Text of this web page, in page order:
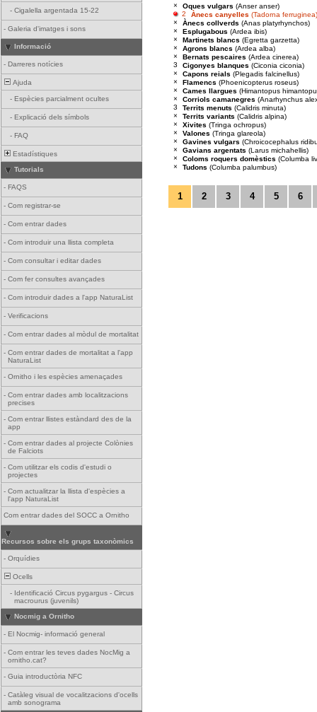
- Cigalella argentada 15-22
- Galeria d'imatges i sons
Informació
- Darreres notícies
Ajuda
- Espècies parcialment ocultes
- Explicació dels símbols
- FAQ
Estadístiques
Tutorials
- FAQS
- Com registrar-se
- Com entrar dades
- Com introduir una llista completa
- Com consultar i editar dades
- Com fer consultes avançades
- Com introduir dades a l'app NaturaList
- Verificacions
- Com entrar dades al mòdul de mortalitat
- Com entrar dades de mortalitat a l'app
NaturaList
- Ornitho i les espècies amenaçades
- Com entrar dades amb localitzacions
precises
- Com entrar llistes estàndard des de la
app
- Com entrar dades al projecte Colònies
de Falciots
- Com utilitzar els codis d'estudi o
projectes
- Com actualitzar la llista d'espècies a
l'app NaturaList
Com entrar dades del SOCC a Ornitho
Recursos sobre els grups taxonòmics
- Orquídies
Ocells
- Identificació Circus pygargus - Circus
macrourus (juvenils)
Nocmig a Ornitho
- El Nocmig- informació general
- Com entrar les teves dades NocMig a
ornitho.cat?
- Guia introductòria NFC
- Catàleg visual de vocalitzacions d'ocells
amb sonograma
×
Oques vulgars (Anser anser)
2
Ànecs canyelles (Tadorna ferruginea)
×
Ànecs collverds (Anas platyrhynchos)
×
Esplugabous (Ardea ibis)
×
Martinets blancs (Egretta garzetta)
×
Agrons blancs (Ardea alba)
×
Bernats pescaires (Ardea cinerea)
3
Cigonyes blanques (Ciconia ciconia)
×
Capons reials (Plegadis falcinellus)
×
Flamencs (Phoenicopterus roseus)
×
Cames llargues (Himantopus
×
Corriols camanegres (Anarhynchus
3
Territs menuts (Calidris minuta)
×
Territs variants (Calidris alpina)
×
Xivites (Tringa ochropus)
×
Valones (Tringa glareola)
×
Gavines vulgars (Chroicocephalus
×
Gavians argentats (Larus michahellis)
×
Coloms roquers domèstics (Columba
×
Tudons (Columba palumbus)
1 2 3 4 5 6